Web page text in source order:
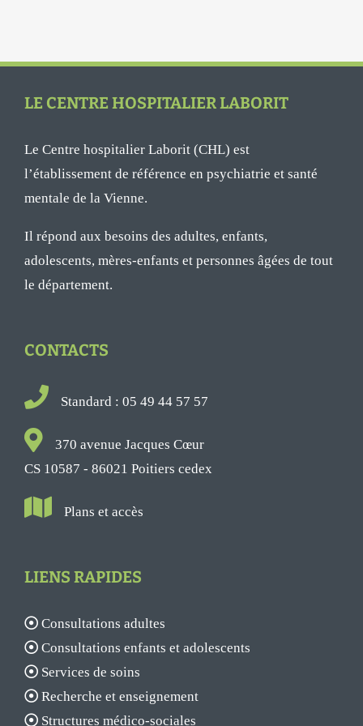
LE CENTRE HOSPITALIER LABORIT
Le Centre hospitalier Laborit (CHL) est
l’établissement de référence en psychiatrie et santé
mentale de la Vienne.
Il répond aux besoins des adultes, enfants,
adolescents, mères-enfants et personnes âgées de tout
le département.
CONTACTS
Standard : 05 49 44 57 57
370 avenue Jacques Cœur
CS 10587 - 86021 Poitiers cedex
Plans et accès
LIENS RAPIDES
Consultations adultes
Consultations enfants et adolescents
Services de soins
Recherche et enseignement
Structures médico-sociales